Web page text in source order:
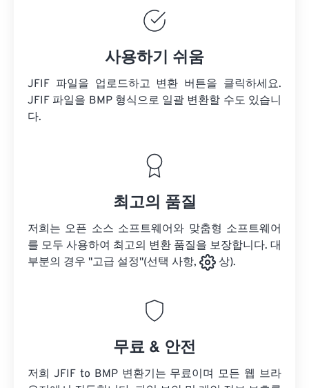
사용하기 쉬움
JFIF 파일을 업로드하고 변환 버튼을 클릭하세요.
JFIF 파일을 BMP 형식으로 일괄 변환할 수도 있습니
다.
최고의 품질
저희는 오픈 소스 소프트웨어와 맞춤형 소프트웨어
를 모두 사용하여 최고의 변환 품질을 보장합니다. 대
부분의 경우 "고급 설정"(선택 사항,
상).
무료 & 안전
저희 JFIF to BMP 변환기는 무료이며 모든 웹 브라